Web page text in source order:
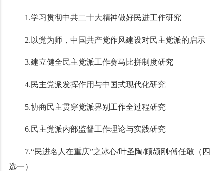
1.学习贯彻中共二十大精神做好民进工作研究
2.以党为师，中国共产党作风建设对民主党派的启示
3.建立健全民主党派工作赛马比拼制度研究
4.民主党派发挥作用与中国式现代化研究
5.协商民主贯穿党派界别工作全过程研究
6.民主党派内部监督工作理论与实践研究
7.“民进名人在重庆”之冰心/叶圣陶/顾颉刚/傅任敢（四
选一）